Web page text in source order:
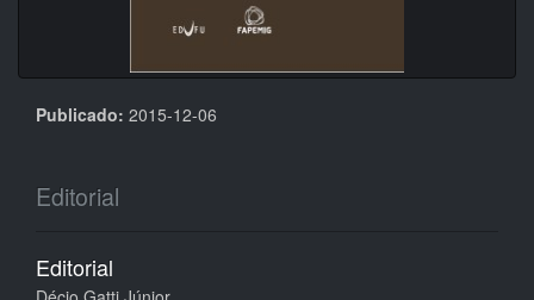
Publicado: 2015-12-06
Editorial
Editorial